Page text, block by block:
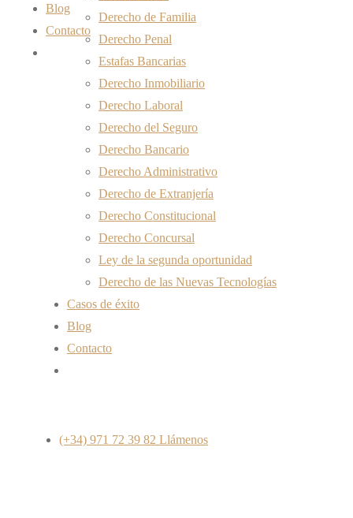
Derecho de Familia
Derecho Penal
Estafas Bancarias
Derecho Inmobiliario
Derecho Laboral
Derecho del Seguro
Derecho Bancario
Derecho Administrativo
Derecho de Extranjería
Derecho Constitucional
Derecho Concursal
Ley de la segunda oportunidad
Derecho de las Nuevas Tecnologías
Casos de éxito
Blog
Contacto
(+34) 971 72 39 82 Llámenos
Blog
Contacto